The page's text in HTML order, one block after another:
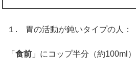
１. 胃の活動が鈍いタイプの人：
「食前 」にコップ半分（約100ml